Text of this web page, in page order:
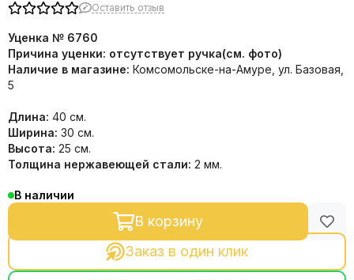
Оставить отзыв
Уценка № 6760
Причина уценки: отсутствует ручка(см. фото)
Наличие в магазине: Комсомольске-на-Амуре, ул. Базовая,
5
Длина: 40 см.
Ширина: 30 см.
Высота: 25 см.
Толщина нержавеющей стали: 2 мм.
В наличии
В корзину
Заказ в один клик